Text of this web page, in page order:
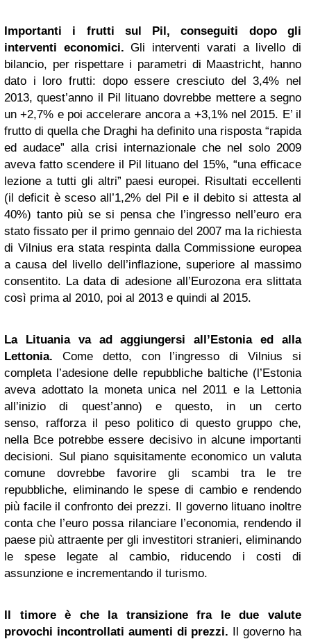
Importanti i frutti sul Pil, conseguiti dopo gli
interventi economici. Gli interventi varati a livello di
bilancio, per rispettare i parametri di Maastricht, hanno
dato i loro frutti: dopo essere cresciuto del 3,4% nel
2013, quest’anno il Pil lituano dovrebbe mettere a segno
un +2,7% e poi accelerare ancora a +3,1% nel 2015. E’ il
frutto di quella che Draghi ha definito una risposta “rapida
ed audace” alla crisi internazionale che nel solo 2009
aveva fatto scendere il Pil lituano del 15%, “una efficace
lezione a tutti gli altri” paesi europei. Risultati eccellenti
(il deficit è sceso all’1,2% del Pil e il debito si attesta al
40%) tanto più se si pensa che l’ingresso nell’euro era
stato fissato per il primo gennaio del 2007 ma la richiesta
di Vilnius era stata respinta dalla Commissione europea
a causa del livello dell’inflazione, superiore al massimo
consentito. La data di adesione all’Eurozona era slittata
così prima al 2010, poi al 2013 e quindi al 2015.
La Lituania va ad aggiungersi all’Estonia ed alla
Lettonia. Come detto, con l’ingresso di Vilnius si
completa l’adesione delle repubbliche baltiche (l’Estonia
aveva adottato la moneta unica nel 2011 e la Lettonia
all’inizio di quest’anno) e questo, in un certo
senso, rafforza il peso politico di questo gruppo che,
nella Bce potrebbe essere decisivo in alcune importanti
decisioni. Sul piano squisitamente economico un valuta
comune dovrebbe favorire gli scambi tra le tre
repubbliche, eliminando le spese di cambio e rendendo
più facile il confronto dei prezzi. Il governo lituano inoltre
conta che l’euro possa rilanciare l’economia, rendendo il
paese più attraente per gli investitori stranieri, eliminando
le spese legate al cambio, riducendo i costi di
assunzione e incrementando il turismo.
Il timore è che la transizione fra le due valute
provochi incontrollati aumenti di prezzi. Il governo ha